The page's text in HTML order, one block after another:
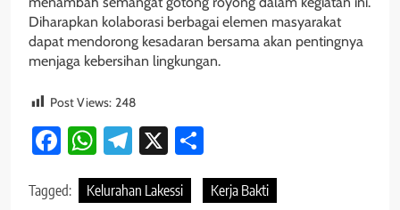
Diharapkan kolaborasi berbagai elemen masyarakat
dapat mendorong kesadaran bersama akan pentingnya
menjaga kebersihan lingkungan.
Post Views: 248
Facebook
WhatsApp
Telegram
X
Tagged: Kelurahan Lakessi Kerja Bakti